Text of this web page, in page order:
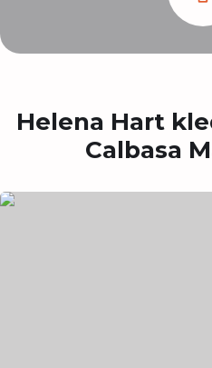
Helena Hart
Calbasa